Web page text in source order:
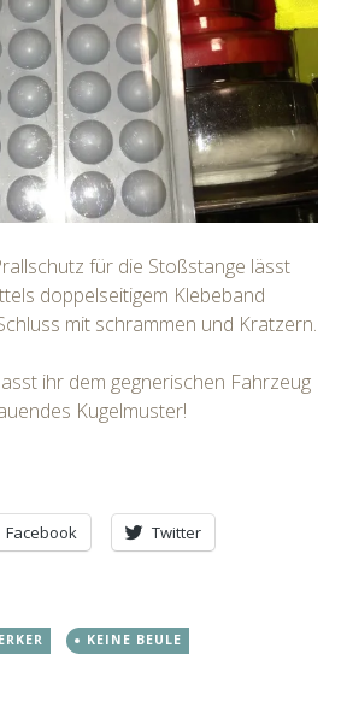
für die Stoßstange lässt
doppelseitigem Klebeband
mit schrammen und Kratzern.
ihr dem gegnerischen Fahrzeug
Kugelmuster!
Facebook Twitter
KEINE BEULE